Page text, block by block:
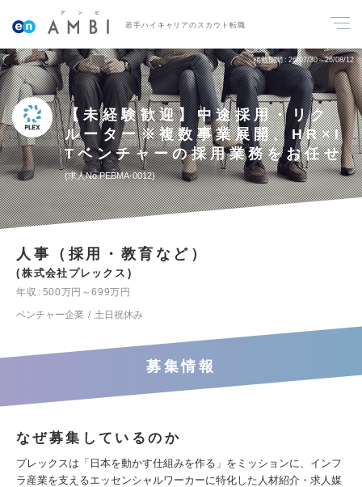
若手ハイキャリアのスカウト転職
掲載期間 26/07/30～26/08/12
【未経験歓迎】中途採用・リク
ルーター※複数事業展開、HR×I
Tベンチャーの採用業務をお任せ
求人No.PEBMA-0012
人事（採用・教育など）
株式会社プレックス
年収
500万円～699万円
ベンチャー企業
土日祝休み
募集情報
なぜ募集しているのか
プレックスは「日本を動かす仕組みを作る」をミッションに、インフ
ラ産業を支えるエッセンシャルワーカーに特化した人材紹介・求人媒